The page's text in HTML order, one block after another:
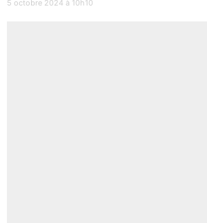
5 octobre 2024 à 10h10